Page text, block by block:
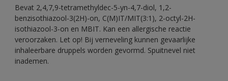
Bevat 2,4,7,9-tetramethyldec-5-yn-4,7-diol, 1,2-
benzisothiazool-3(2H)-on, C(M)IT/MIT(3:1), 2-octyl-2H-
isothiazool-3-on en MBIT. Kan een allergische reactie
veroorzaken. Let op! Bij verneveling kunnen gevaarlijke
inhaleerbare druppels worden gevormd. Spuitnevel niet
inademen.